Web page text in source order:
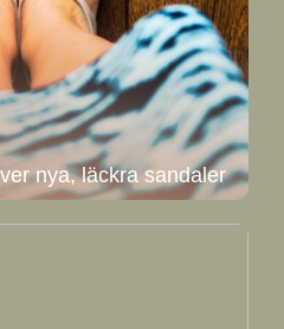
nya, läckra sandaler